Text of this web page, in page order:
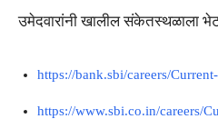
उमेदवारांनी खालील संकेतस्थळाला भेट
https://bank.sbi/careers/
https://www.sbi.co.in/careers/